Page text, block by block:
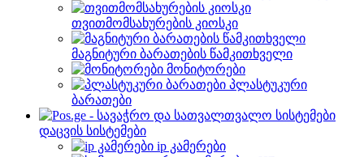
თვითმომსახურების კიოსკი
მაგნიტური ბარათების წამკითხველი
მონიტორები
პლასტუკური
ბარათები
დაცვის სისტემები
ip კამერები